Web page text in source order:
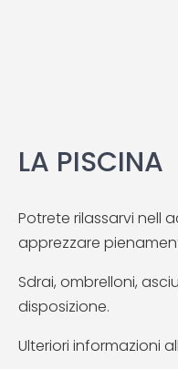
LA PISCINA
Potrete rilassarvi nell
apprezzare
Sdrai, ombrelloni,
disposizione.
Ulteriori informazioni